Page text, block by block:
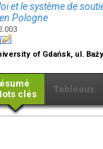
et le système de
Pologne
of Gdańsk, ul.
clés
Tableaux